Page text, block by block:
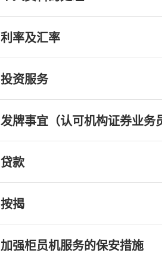
利率及汇率
投资服务
发牌事宜（认可机构证券业务
贷款
按揭
加强柜员机服务的保安措施